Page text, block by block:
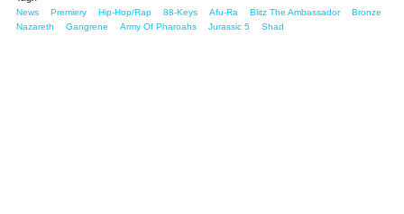
News
Premiery Hip-Hop/Rap 88-Keys Afu-Ra Blitz The Ambassador
Bronze
Nazareth
Gangrene Army Of Pharoahs Jurassic 5 Shad